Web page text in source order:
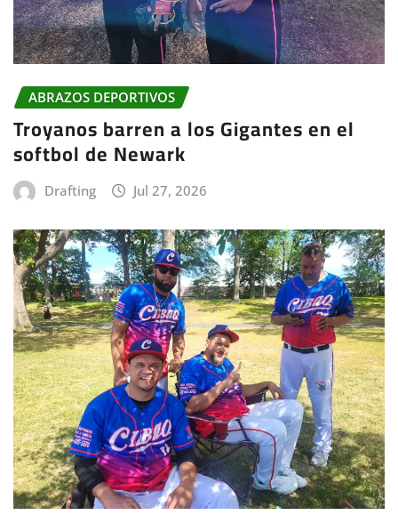
ABRAZOS DEPORTIVOS
Troyanos barren a los Gigantes en el
softbol de Newark
Drafting Jul 27, 2026